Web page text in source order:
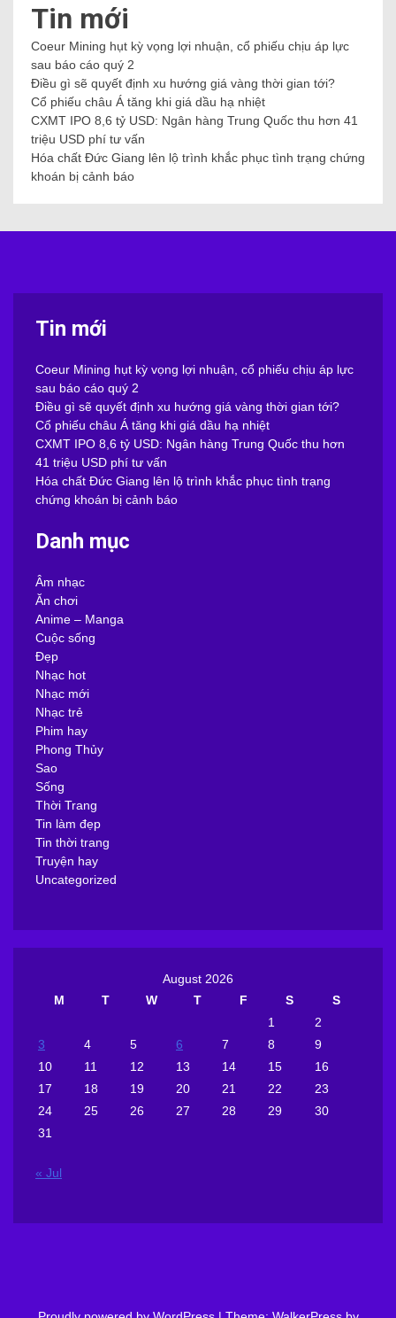
Tin mới
Coeur Mining hụt kỳ vọng lợi nhuận, cổ phiếu chịu áp lực
sau báo cáo quý 2
Điều gì sẽ quyết định xu hướng giá vàng thời gian tới?
Cổ phiếu châu Á tăng khi giá dầu hạ nhiệt
CXMT IPO 8,6 tỷ USD: Ngân hàng Trung Quốc thu hơn 41
triệu USD phí tư vấn
Hóa chất Đức Giang lên lộ trình khắc phục tình trạng chứng
khoán bị cảnh báo
Tin mới
Coeur Mining hụt kỳ vọng lợi nhuận, cổ phiếu chịu áp lực
sau báo cáo quý 2
Điều gì sẽ quyết định xu hướng giá vàng thời gian tới?
Cổ phiếu châu Á tăng khi giá dầu hạ nhiệt
CXMT IPO 8,6 tỷ USD: Ngân hàng Trung Quốc thu hơn
41 triệu USD phí tư vấn
Hóa chất Đức Giang lên lộ trình khắc phục tình trạng
chứng khoán bị cảnh báo
Danh mục
Âm nhạc
Ăn chơi
Anime – Manga
Cuộc sống
Đẹp
Nhạc hot
Nhạc mới
Nhạc trẻ
Phim hay
Phong Thủy
Sao
Sống
Thời Trang
Tin làm đẹp
Tin thời trang
Truyện hay
Uncategorized
August 2026
M
T W T F S
S
1
2
3
4 5 6 7 8
9
10
11 12 13 14 15
16
17
18 19 20 21 22
23
24
25 26 27 28 29
30
31
« Jul